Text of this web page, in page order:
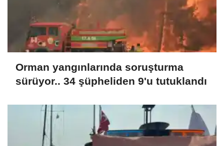
Orman yangınlarında soruşturma
sürüyor.. 34 şüpheliden 9'u tutuklandı